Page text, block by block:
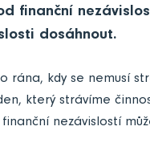
finanční
dosáhnout.
rána, kdy se nemusí
který strávíme
nezávislostí